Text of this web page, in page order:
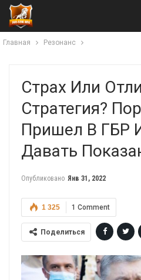
Главная Резонанс
Страх Или
Стратегия?
Пришел В ГБР
Давать
Опубликовано Янв 31, 2022
1 Comment
1 325
Поделиться